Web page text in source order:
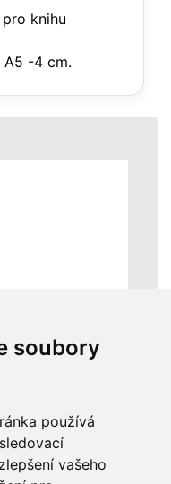
soubory
používá
vašeho
knihu
A5 -4 cm.